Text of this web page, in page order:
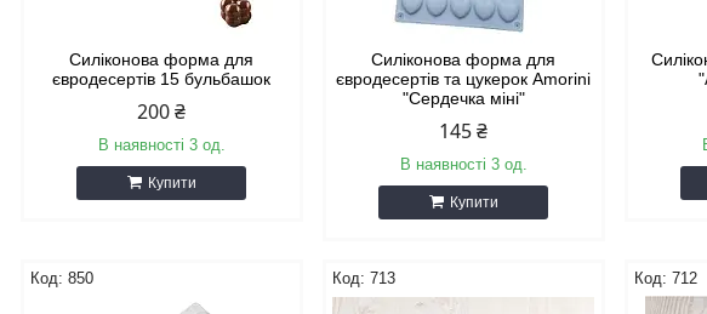
Силіконова форма для
євродесертів 15 бульбашок
200 ₴
В наявності 3 од.
Купити
Силіконова форма для
євродесертів та цукерок Amorini
"Сердечка міні"
145 ₴
В наявності 3 од.
Купити
850 713 712